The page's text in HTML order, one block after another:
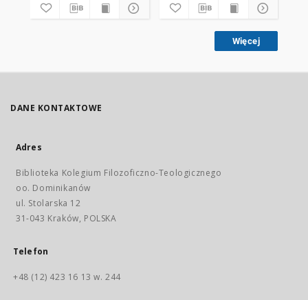
Więcej
DANE KONTAKTOWE
Adres
Biblioteka Kolegium Filozoficzno-Teologicznego
oo. Dominikanów
ul. Stolarska 12
31-043 Kraków, POLSKA
Telefon
+48 (12) 423 16 13 w. 244